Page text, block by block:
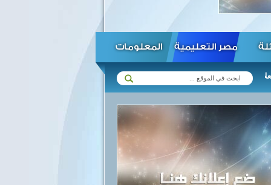
مصر التعليمية المعلومات
الرئيس السيسي يؤكد استعداد زيمبابوي في مختلف المجالات ...